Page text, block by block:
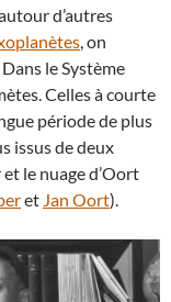
d’autres
, on
le Système
Celles à courte
période de plus
issus de deux
le nuage d’Oort
et Jan Oort).